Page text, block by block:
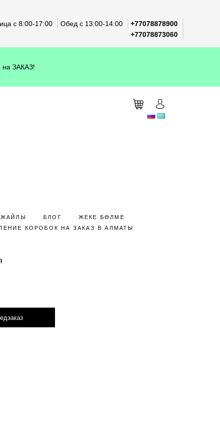
с 8:00-17:00 Обед с 13:00-14:00
+77078878900
+77078873060
ЗАКАЗ!
БЛОГ
ЖЕКЕ БӨЛМЕ
КОРОБОК НА ЗАКАЗ В АЛМАТЫ